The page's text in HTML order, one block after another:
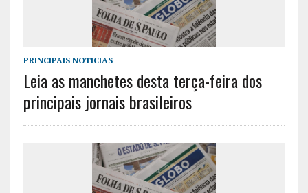
PRINCIPAIS NOTICIAS
Leia as manchetes desta terça-feira dos
principais jornais brasileiros